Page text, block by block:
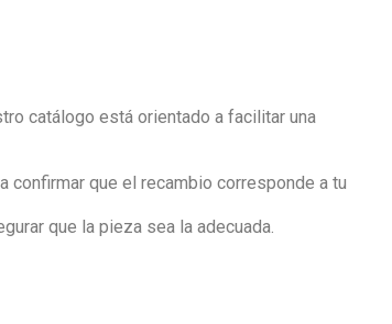
catálogo está orientado a facilitar una
confirmar que el recambio corresponde a tu
que la pieza sea la adecuada.